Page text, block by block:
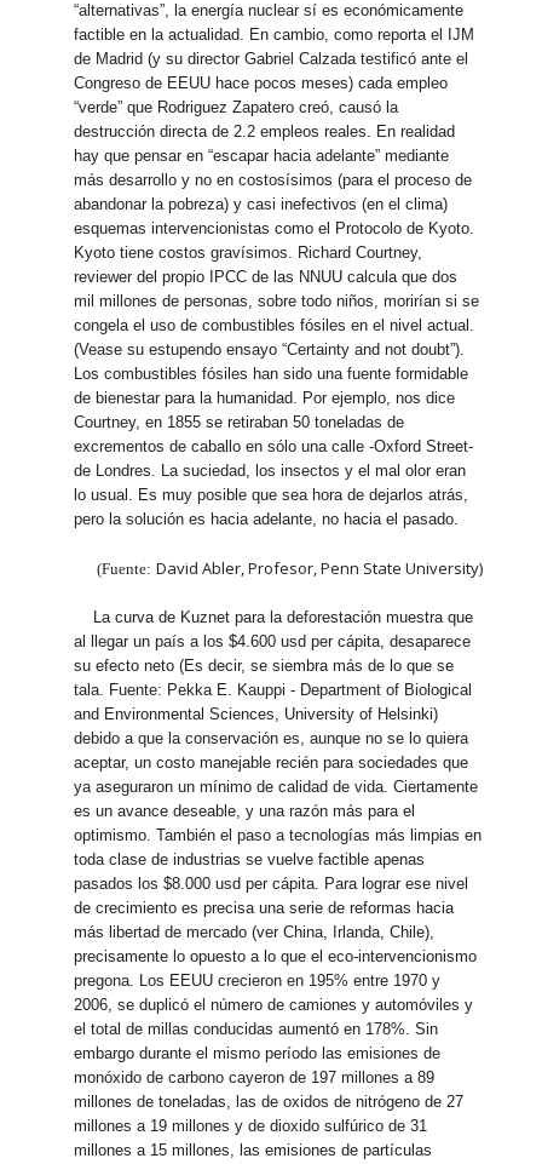
“alternativas”, la energía nuclear sí es económicamente
factible en la actualidad. En cambio, como reporta el IJM
de Madrid (y su director Gabriel Calzada testificó ante el
Congreso de EEUU hace pocos meses) cada empleo
“verde” que Rodriguez Zapatero creó, causó la
destrucción directa de 2.2 empleos reales. En realidad
hay que pensar en “escapar hacia adelante” mediante
más desarrollo y no en costosísimos (para el proceso de
abandonar la pobreza) y casi inefectivos (en el clima)
esquemas intervencionistas como el Protocolo de Kyoto.
Kyoto tiene costos gravísimos. Richard Courtney,
reviewer del propio IPCC de las NNUU calcula que dos
mil millones de personas, sobre todo niños, morirían si se
congela el uso de combustibles fósiles en el nivel actual.
(Vease su estupendo ensayo “Certainty and not doubt”).
Los combustibles fósiles han sido una fuente formidable
de bienestar para la humanidad. Por ejemplo, nos dice
Courtney, en 1855 se retiraban 50 toneladas de
excrementos de caballo en sólo una calle -Oxford Street-
de Londres. La suciedad, los insectos y el mal olor eran
lo usual. Es muy posible que sea hora de dejarlos atrás,
pero la solución es hacia adelante, no hacia el pasado.
(Fuente: David Abler, Profesor, Penn State University)
La curva de Kuznet para la deforestación muestra que
al llegar un país a los $4.600 usd per cápita, desaparece
su efecto neto (Es decir, se siembra más de lo que se
tala. Fuente: Pekka E. Kauppi - Department of Biological
and Environmental Sciences, University of Helsinki)
debido a que la conservación es, aunque no se lo quiera
aceptar, un costo manejable recién para sociedades que
ya aseguraron un mínimo de calidad de vida. Ciertamente
es un avance deseable, y una razón más para el
optimismo. También el paso a tecnologías más limpias en
toda clase de industrias se vuelve factible apenas
pasados los $8.000 usd per cápita. Para lograr ese nivel
de crecimiento es precisa una serie de reformas hacia
más libertad de mercado (ver China, Irlanda, Chile),
precisamente lo opuesto a lo que el eco-intervencionismo
pregona. Los EEUU crecieron en 195% entre 1970 y
2006, se duplicó el número de camiones y automóviles y
el total de millas conducidas aumentó en 178%. Sin
embargo durante el mismo período las emisiones de
monóxido de carbono cayeron de 197 millones a 89
millones de toneladas, las de oxidos de nitrógeno de 27
millones a 19 millones y de dioxido sulfúrico de 31
millones a 15 millones, las emisiones de partículas